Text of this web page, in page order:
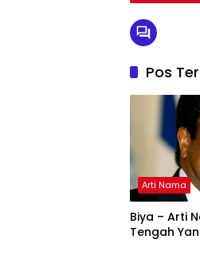
Pos
Arti Nama
Biya – Arti
Tengah